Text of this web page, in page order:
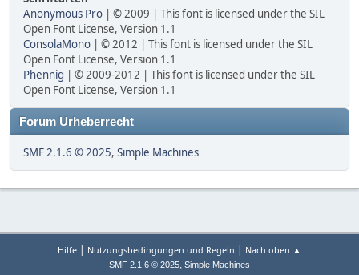
Anonymous Pro | © 2009 | This font is licensed under the SIL
Open Font License, Version 1.1
ConsolaMono | © 2012 | This font is licensed under the SIL
Open Font License, Version 1.1
Phennig | © 2009-2012 | This font is licensed under the SIL
Open Font License, Version 1.1
Forum Urheberrecht
SMF 2.1.6 © 2025, Simple Machines
Hilfe | Nutzungsbedingungen und Regeln | Nach oben ▲
SMF 2.1.6 © 2025, Simple Machines